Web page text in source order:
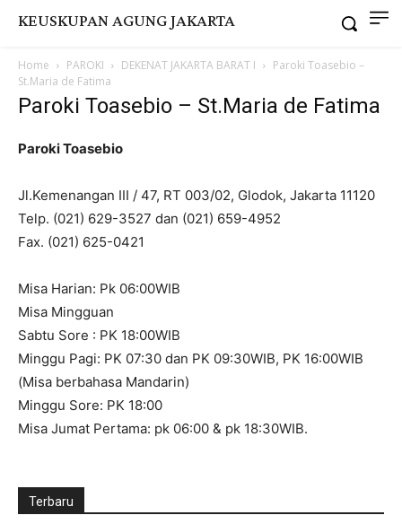
KEUSKUPAN AGUNG JAKARTA
Home PAROKI DEKENAT JAKARTA BARAT I
Paroki Toasebio –
St.Maria de Fatima
Paroki Toasebio – St.Maria de Fatima
Paroki Toasebio
Jl.Kemenangan III / 47, RT 003/02, Glodok, Jakarta 11120
Telp. (021) 629-3527 dan (021) 659-4952
Fax. (021) 625-0421
Misa Harian: Pk 06:00WIB
Misa Mingguan
Sabtu Sore : PK 18:00WIB
Minggu Pagi: PK 07:30 dan PK 09:30WIB, PK 16:00WIB
(Misa berbahasa Mandarin)
Minggu Sore: PK 18:00
Misa Jumat Pertama: pk 06:00 & pk 18:30WIB.
Terbaru